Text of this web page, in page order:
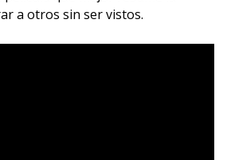
a otros sin ser vistos.